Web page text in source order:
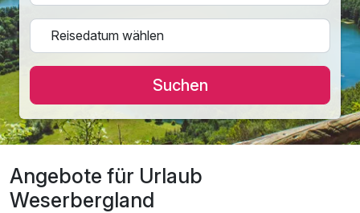
Suchen
Angebote für Urlaub
Weserbergland